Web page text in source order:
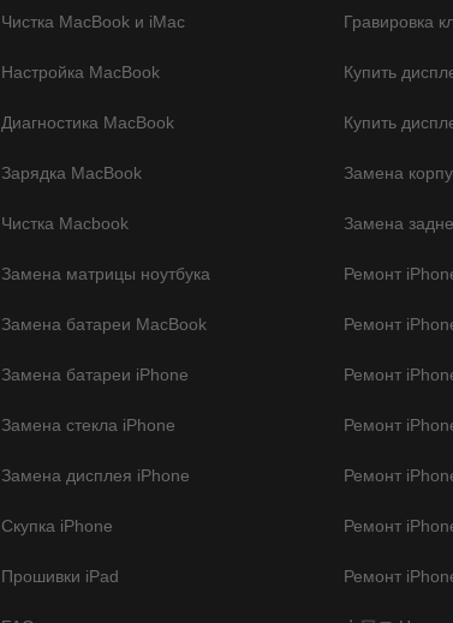
Чистка MacBook и iMac
Настройка MacBook
Диагностика MacBook
Зарядка MacBook
Чистка Macbook
Замена матрицы ноутбука
Замена батареи MacBook
Замена батареи iPhone
Замена стекла iPhone
Замена дисплея iPhone
Скупка iPhone
Прошивки iPad
Гравировка
Купить
Купить
Замена
Замена
Ремонт
Ремонт
Ремонт
Ремонт
Ремонт
Ремонт
Ремонт